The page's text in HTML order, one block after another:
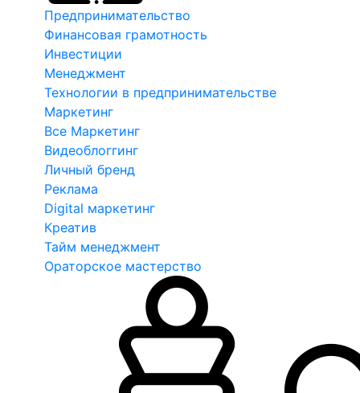
Предпринимательство
Финансовая грамотность
Инвестиции
Менеджмент
Технологии в предпринимательстве
Маркетинг
Все Маркетинг
Видеоблоггинг
Личный бренд
Реклама
Digital маркетинг
Креатив
Тайм менеджмент
Ораторское мастерство